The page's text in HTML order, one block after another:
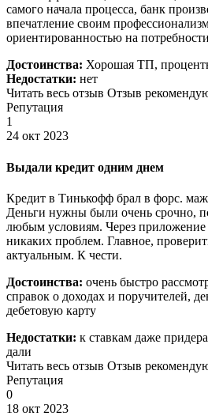
самого начала процесса, банк
впечатление своим
ориентированностью на
Достоинства: Хорошая ТП,
Недостатки: нет
Читать весь отзыв Отзыв
Репутация
1
24 окт 2023
Выдали кредит одним днем
Кредит в Тинькофф брал в форс.
Деньги нужны были очень срочно,
любым условиям. Через приложение
никаких проблем. Главное,
актуальным. К чести.
Достоинства: очень быстро
справок о доходах и поручителей,
дебетовую карту
Недостатки: к ставкам даже
дали
Читать весь отзыв Отзыв
Репутация
0
18 окт 2023